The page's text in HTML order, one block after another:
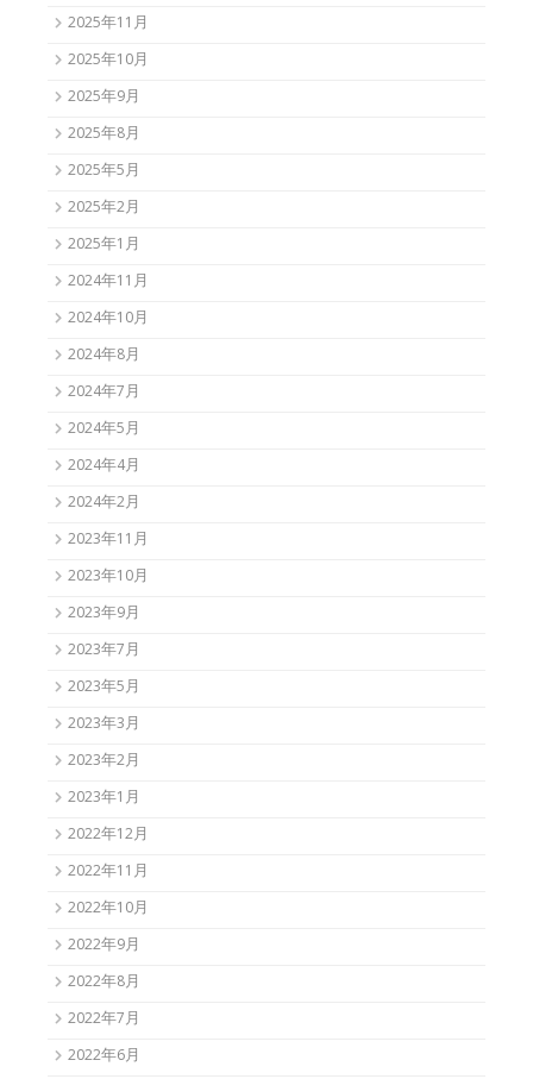
2025年11月
2025年10月
2025年9月
2025年8月
2025年5月
2025年2月
2025年1月
2024年11月
2024年10月
2024年8月
2024年7月
2024年5月
2024年4月
2024年2月
2023年11月
2023年10月
2023年9月
2023年7月
2023年5月
2023年3月
2023年2月
2023年1月
2022年12月
2022年11月
2022年10月
2022年9月
2022年8月
2022年7月
2022年6月